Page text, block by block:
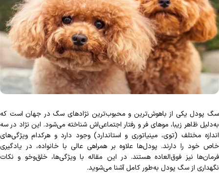
سگ پودل یکی از باهوش‌ترین و محبوب‌ترین نژادهای سگ در جهان است که
به‌دلیل ظاهر زیبا، موهای فر و رفتار اجتماعی‌اش شناخته می‌شود. این نژاد در سه
اندازه مختلف (توی، مینیاتوری و استاندارد) وجود دارد و هرکدام ویژگی‌های
خاص خود را دارند. پودل‌ها علاوه بر همراهی عالی با خانواده، در یادگیری
فرمان‌ها نیز فوق‌العاده هستند. در این مقاله با ویژگی‌ها، خلق‌وخو و نکات
نگهداری از سگ پودل به‌طور کامل آشنا می‌شوید.